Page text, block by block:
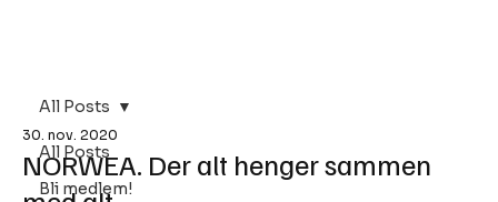
All Posts
Bli medlem!
All Posts
NORWEA. Der alt henger sammen
30. nov. 2020